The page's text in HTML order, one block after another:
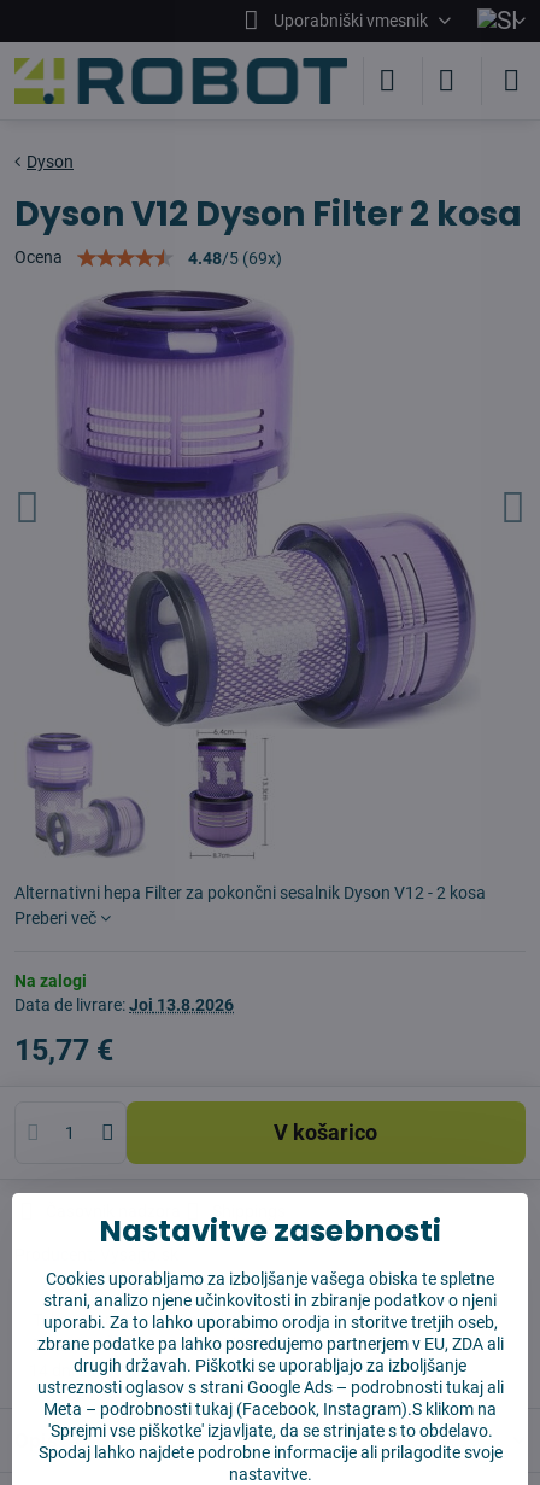
Uporabniški vmesnik
Dyson
Dyson V12 Dyson Filter 2 kosa
Ocena 4.48/5 (69x)
Alternativni hepa Filter za pokončni sesalnik Dyson V12 - 2 kosa
Preberi več
Na zalogi
Data de livrare:Joi 13.8.2026
15,77 €
V košarico
✅ Takoj pripravljeno za pošiljanje
✅ BREZPLAČNA dostava nad 55 EUR
✅14 dni za vračilo blaga
Opis
Nastavitve zasebnosti
Cookies uporabljamo za izboljšanje vašega obiska te spletne
strani, analizo njene učinkovitosti in zbiranje podatkov o njeni
uporabi. Za to lahko uporabimo orodja in storitve tretjih oseb,
zbrane podatke pa lahko posredujemo partnerjem v EU, ZDA ali
drugih državah. Piškotki se uporabljajo za izboljšanje
ustreznosti oglasov s strani Google Ads – podrobnosti tukajali
Meta – podrobnosti tukaj (Facebook, Instagram).S klikom na
'Sprejmi vse piškotke' izjavljate, da se strinjate s to obdelavo.
Spodaj lahko najdete podrobne informacije ali prilagodite svoje
nastavitve.